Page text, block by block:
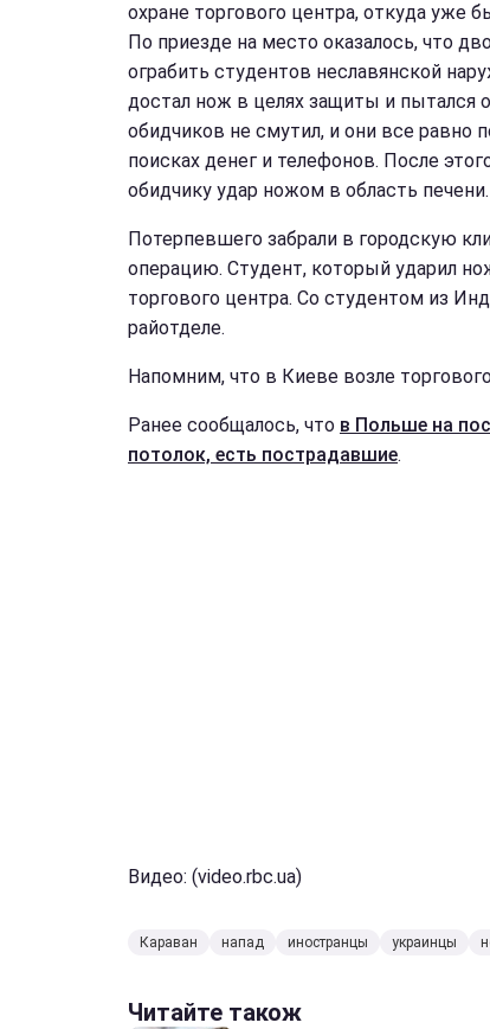
охране торгового центра, откуда уже
По приезде на место оказалось, что
ограбить студентов неславянской
достал нож в целях защиты и пытался
обидчиков не смутил, и они все равно
поисках денег и телефонов. После
обидчику удар ножом в область печени.
Потерпевшего забрали в городскую
операцию. Студент, который ударил
торгового центра. Со студентом из
райотделе.
Напомним, что в Киеве возле
Ранее сообщалось, что в Польше на
потолок, есть пострадавшие.
Видео: (video.rbc.ua)
Караван напад иностранцы украинцы
Читайте також